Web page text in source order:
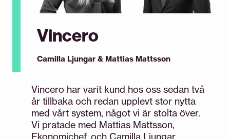
Vincero
Camilla Ljungar & Mattias Mattsson
Vincero har varit kund hos oss sedan två
år tillbaka och redan upplevt stor nytta
med vårt system, något vi är stolta över.
Vi pratade med Mattias Mattsson,
Ekonomichef, och Camilla Ljungar,